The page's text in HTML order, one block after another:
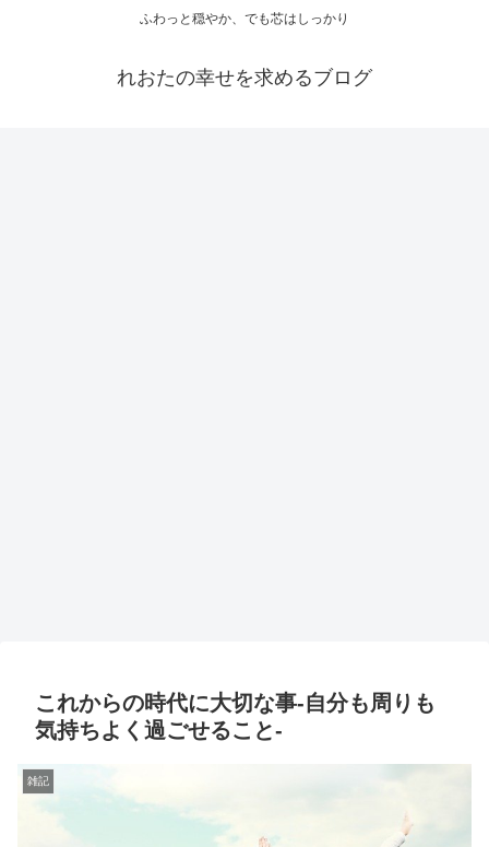
ふわっと穏やか、でも芯はしっかり
れおたの幸せを求めるブログ
これからの時代に大切な事-自分も周りも
気持ちよく過ごせること-
雑記